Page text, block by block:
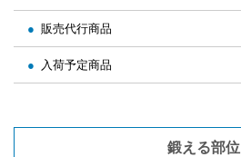
販売代行商品
入荷予定商品
鍛える部位